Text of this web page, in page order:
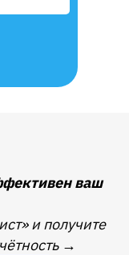
ваш
и получите
→